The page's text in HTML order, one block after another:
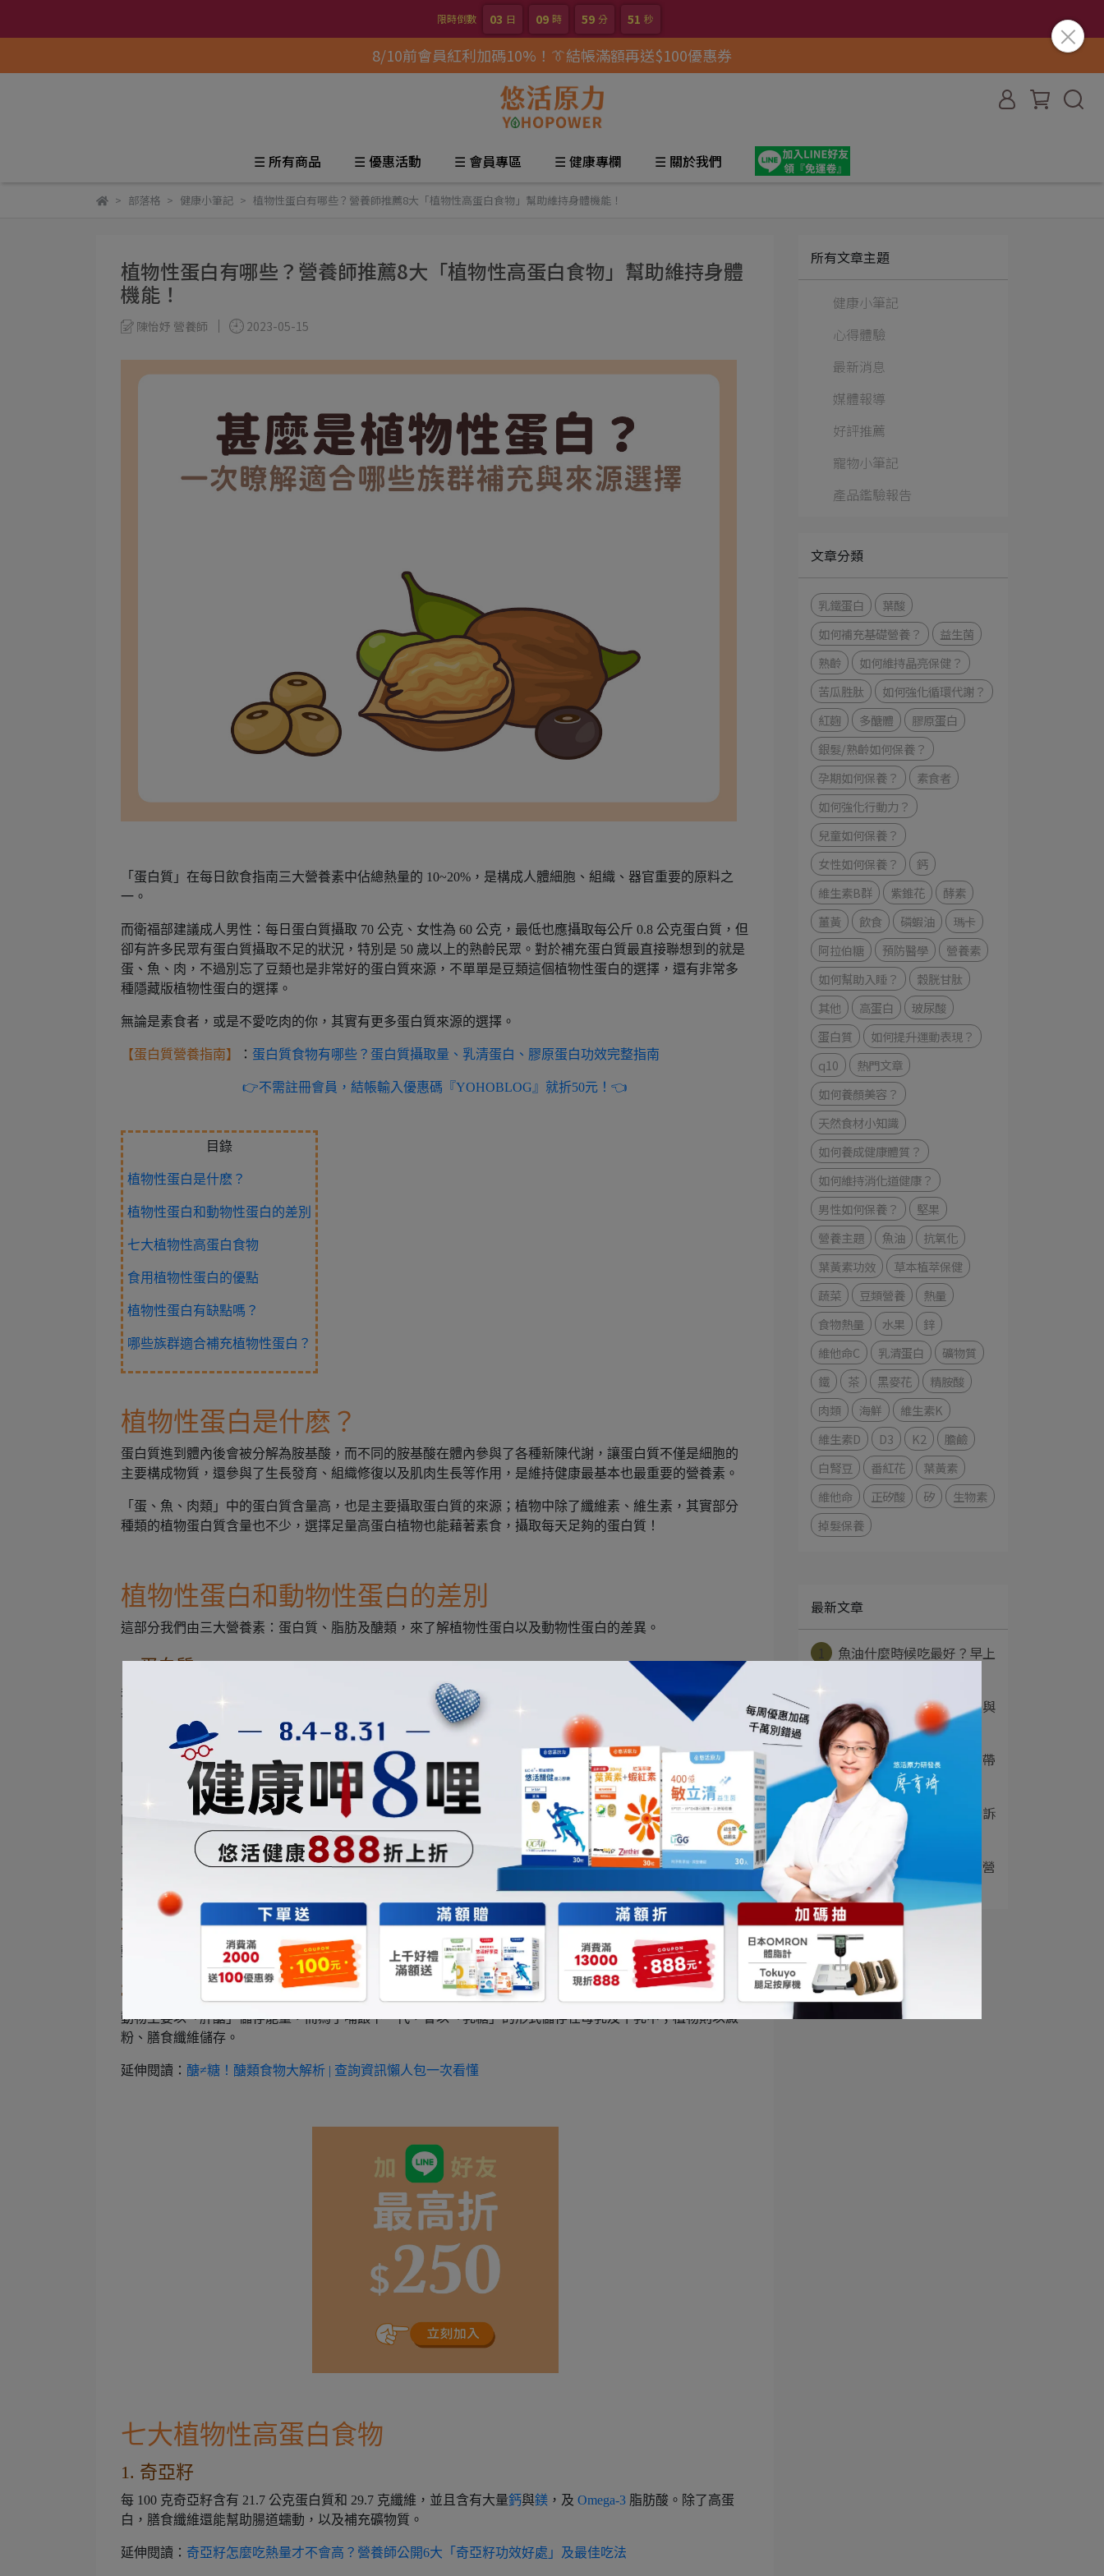
限時倒數 03 日 09 時 59 分 50 秒
8/10前會員紅利加碼10%！👔結帳滿額再送$100優惠券
☰ 所有商品 ☰ 優惠活動 ☰ 會員專區 ☰ 健康專欄 ☰ 關於我們
部落格 健康小筆記 植物性蛋白有哪些？營養師推薦8大「植物性高蛋白食物」幫助維持身體機能！
植物性蛋白有哪些？營養師推薦8大「植物性高蛋白食物」幫助維持身體
機能！
陳怡妤 營養師 2023-05-15
「蛋白質」在每日飲食指南三大營養素中佔總熱量的 10~20%，是構成人體細胞、組織、器官重要的原料之
一。
而衛福部建議成人男性：每日蛋白質攝取 70 公克、女性為 60 公克，最低也應攝取每公斤 0.8 公克蛋白質，但
卻有許多民眾有蛋白質攝取不足的狀況，特別是 50 歲以上的熟齡民眾。對於補充蛋白質最直接聯想到的就是
蛋、魚、肉，不過別忘了豆類也是非常好的蛋白質來源，不單單是豆類這個植物性蛋白的選擇，還有非常多
種隱藏版植物性蛋白的選擇。
無論是素食者，或是不愛吃肉的你，其實有更多蛋白質來源的選擇。
【蛋白質營養指南】 ： 蛋白質食物有哪些？蛋白質攝取量、乳清蛋白、膠原蛋白功效完整指南
👉不需註冊會員，結帳輸入優惠碼『YOHOBLOG』就折50元！👈
目錄
植物性蛋白是什麽？
植物性蛋白和動物性蛋白的差別
七大植物性高蛋白食物
食用植物性蛋白的優點
植物性蛋白有缺點嗎？
哪些族群適合補充植物性蛋白？
植物性蛋白是什麽？
蛋白質進到體內後會被分解為胺基酸，而不同的胺基酸在體內參與了各種新陳代謝，讓蛋白質不僅是細胞的
主要構成物質，還參與了生長發育、組織修復以及肌肉生長等作用，是維持健康最基本也最重要的營養素。
「蛋、魚、肉類」中的蛋白質含量高，也是主要攝取蛋白質的來源；植物中除了纖維素、維生素，其實部分
種類的植物蛋白質含量也不少，選擇足量高蛋白植物也能藉著素食，攝取每天足夠的蛋白質！
植物性蛋白和動物性蛋白的差別
這部分我們由三大營養素：蛋白質、脂肪及醣類，來了解植物性蛋白以及動物性蛋白的差異。
1. 蛋白質
我們已知蛋白質進入體內後會被分解為胺基酸，而人體中的蛋白質構成有 20 種胺基酸，其中可分為「必需胺
基酸」及「非必需胺基酸」。
「非必需胺基酸」就是體內能自行合成的胺基酸，而「必需胺基酸」就是得從外界攝取，需由「吃」來獲得
的胺基酸。
如果一種蛋白質包含所有種類的必需胺基酸就屬於「完全蛋白質」，大多都屬於動物性蛋白質，也就是蛋、
肉、乳品，植物中則較少見。
不過像是「大豆」就屬於完全蛋白質，且植物中的蛋白質結構較穩定，不易受溫度影響。
延伸閱讀：
2. 脂肪
動物中的脂肪和膽固醇比例較高，所以在補充動物性蛋白質的同時，也容易吃進較多的熱量。
3. 醣類
動物主要以「肝醣」儲存能量，而為了哺餵下一代，會以「乳糖」的形式儲存在母乳及牛乳中；植物則以澱
粉、膳食纖維儲存。
延伸閱讀： 醣≠糖！醣類食物大解析 | 查詢資訊懶人包一次看懂
七大植物性高蛋白食物
1. 奇亞籽
每 100 克奇亞籽含有 21.7 公克蛋白質和 29.7 克纖維，並且含有大量鈣與鎂 ，及 Omega-3 脂肪酸。除了高蛋
白，膳食纖維還能幫助腸道蠕動，以及補充礦物質。
延伸閱讀： 奇亞籽怎麼吃熱量才不會高？營養師公開6大「奇亞籽功效好處」及最佳吃法
所有文章主題
健康小筆記
心得體驗
最新消息
媒體報導
好評推薦
寵物小筆記
產品鑑驗報告
文章分類
乳鐵蛋白
葉酸
如何補充基礎營養？
益生菌
熟齡
如何維持晶亮保健？
苦瓜胜肽
如何強化循環代謝？
紅麴
多醣體
膠原蛋白
銀髮/熟齡如何保養？
孕期如何保養？
素食者
如何強化⾏動⼒？
兒童如何保養？
女性如何保養？
鈣
維生素B群
紫錐花
酵素
薑黃
飲食 磷蝦油
瑪卡
阿拉伯糖
預防醫學
營養素
如何幫助入睡？
穀胱甘肽
其他
高蛋白
玻尿酸
蛋白質
如何提升運動表現？
q10
熱門文章
如何養顏美容？
天然食材小知識
如何養成健康體質？
如何維持消化道健康？
男性如何保養？
堅果
營養主題
魚油
抗氧化
葉黃素功效
草本植萃保健
蔬菜
豆類營養
熱量
食物熱量
水果
鋅
維他命C
乳清蛋白
礦物質
鐵
茶 黑麥花
精胺酸
肉類
海鮮
維生素K
維生素D
D3 K2
膽鹼
白腎豆
番紅花
葉黃素
維他命
正矽酸 矽
生物素
掉髮保養
最新文章
魚油什麼時候吃最好？早上
薑黃是什麼？功效、吃法與
薑黃素差別一次看⋯
3 苦瓜胜肽的功效有哪些？帶
你一次了解副作用⋯
益生菌是什麼？營養師告訴
你功效、菌種與正⋯
5
瑞士乳桿菌功效有哪些？營
養師解析 LA2⋯